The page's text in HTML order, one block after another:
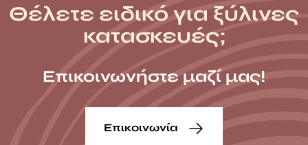
Θέλετε ειδικό για ξύλινες
κατασκευές;
Επικοινωνήστε μαζί μας!
Επικοινωνία